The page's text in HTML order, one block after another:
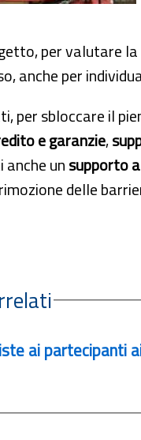
per valutare la
anche per
per sbloccare il
e garanzie,
unsupporto
delle
ai partecipanti